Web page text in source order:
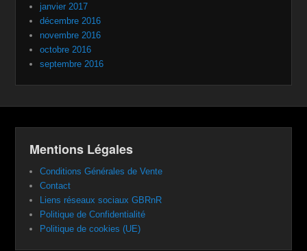
janvier 2017
décembre 2016
novembre 2016
octobre 2016
septembre 2016
Mentions Légales
Conditions Générales de Vente
Contact
Liens réseaux sociaux GBRnR
Politique de Confidentialité
Politique de cookies (UE)